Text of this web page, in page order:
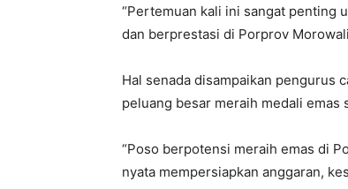
“Pertemuan kali ini sangat penting
dan berprestasi di Porprov
Hal senada disampaikan pengurus
peluang besar meraih medali
“Poso berpotensi meraih emas di
nyata mempersiapkan anggaran,